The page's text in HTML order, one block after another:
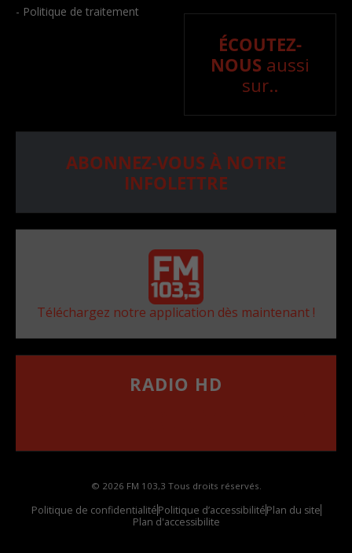
- Politique de traitement
ÉCOUTEZ-
NOUS aussi
sur..
ABONNEZ-VOUS À NOTRE
INFOLETTRE
Téléchargez notre application dès maintenant !
RADIO HD
© 2026 FM 103,3 Tous droits réservés.
Politique de confidentialitéPolitique d’accessibilitéPlan du site
Plan d'accessibilite